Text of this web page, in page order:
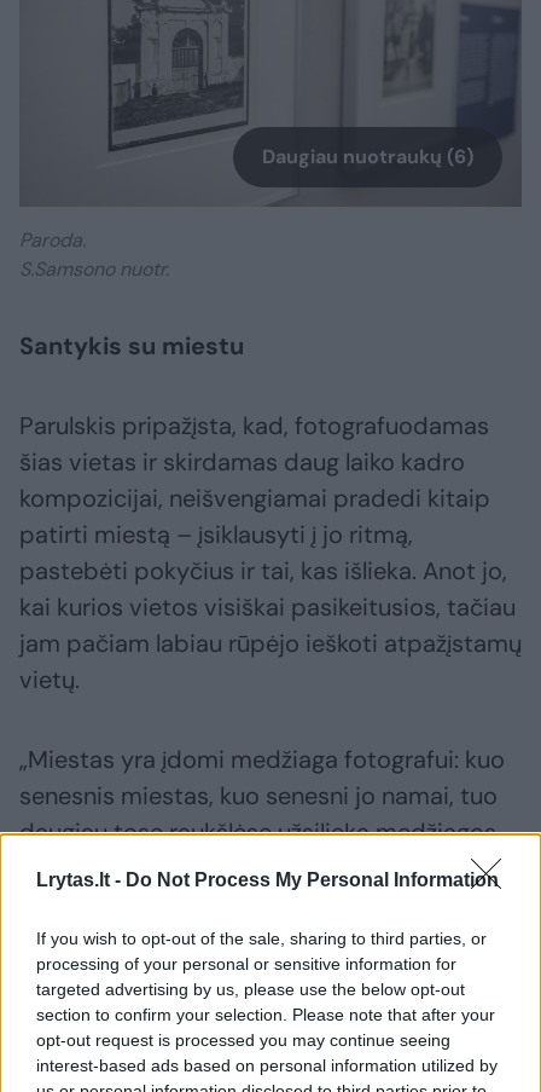
Lrytas.lt - Do Not Process My Personal Information
If you wish to opt-out of the sale, sharing to third parties, or
processing of your personal or sensitive information for
targeted advertising by us, please use the below opt-out
section to confirm your selection. Please note that after your
opt-out request is processed you may continue seeing
interest-based ads based on personal information utilized by
Daugiau nuotraukų (6)
Paroda.
S.Samsono nuotr.
Santykis su miestu
Parulskis pripažįsta, kad, fotografuodamas
šias vietas ir skirdamas daug laiko kadro
kompozicijai, neišvengiamai pradedi kitaip
patirti miestą – įsiklausyti į jo ritmą,
pastebėti pokyčius ir tai, kas išlieka. Anot jo,
kai kurios vietos visiškai pasikeitusios, tačiau
jam pačiam labiau rūpėjo ieškoti atpažįstamų
vietų.
„Miestas yra įdomi medžiaga fotografui: kuo
senesnis miestas, kuo senesni jo namai, tuo
daugiau tose raukšlėse užsilieka medžiagos,
kurią galima vadinti laiku. Gerai, kad miestas
nėra labai svarbu. Miestas nėra vien
žiūrėjimui – jame gyvena žmonės, ir žmonės jį
nuolat keičia. Nors man buvo įdomiau rasti
kuo daugiau panašumų, o ne skirtumų.“